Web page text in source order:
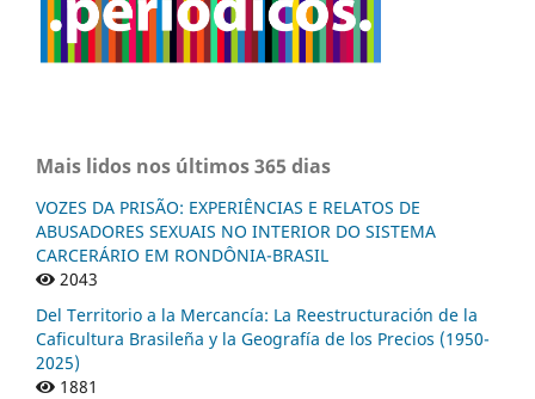
Mais lidos nos últimos 365 dias
VOZES DA PRISÃO: EXPERIÊNCIAS E RELATOS DE
ABUSADORES SEXUAIS NO INTERIOR DO SISTEMA
CARCERÁRIO EM RONDÔNIA-BRASIL
2043
Del Territorio a la Mercancía: La Reestructuración de la
Caficultura Brasileña y la Geografía de los Precios (1950-
2025)
1881